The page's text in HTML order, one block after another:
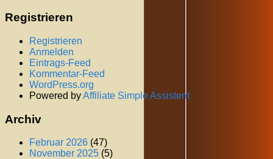
Registrieren
Registrieren
Anmelden
Eintrags-Feed
Kommentar-Feed
WordPress.org
Powered byAffiliate Simple Assistent
Archiv
Februar 2026 (47)
November 2025 (5)